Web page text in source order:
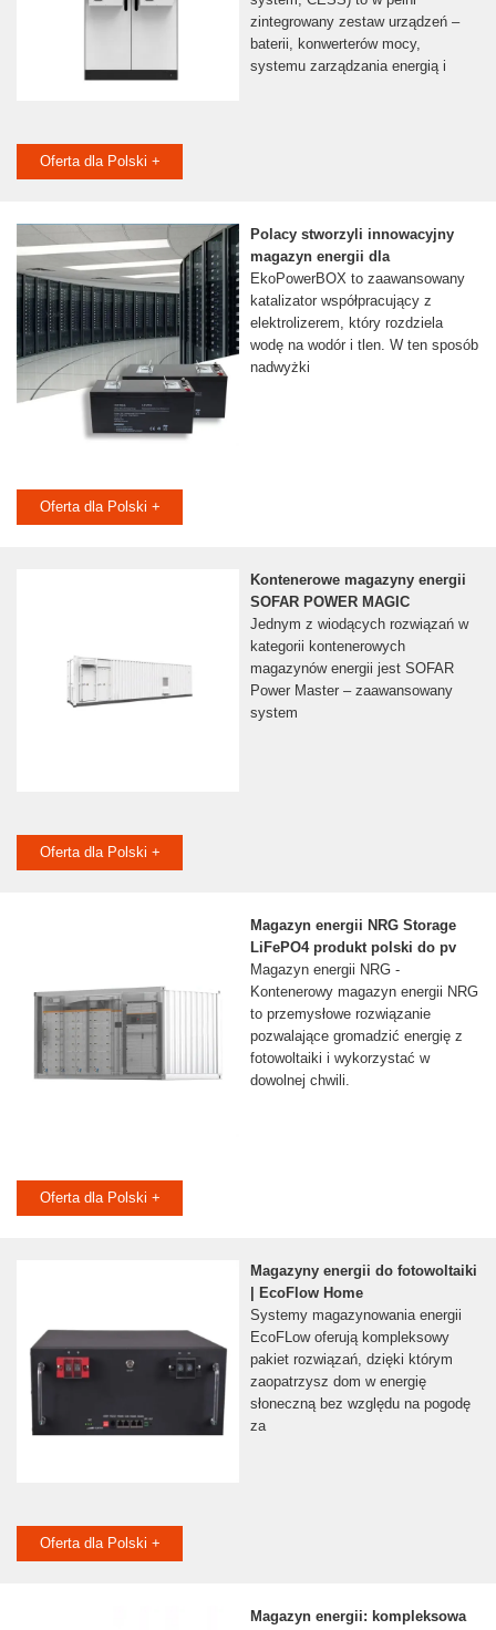
zintegrowany zestaw urządzeń –
baterii, konwerterów mocy,
systemu zarządzania energią i
Oferta dla Polski +
Polacy stworzyli innowacyjny
magazyn energii dla
EkoPowerBOX to zaawansowany
katalizator współpracujący z
elektrolizerem, który rozdziela
wodę na wodór i tlen. W ten sposób
nadwyżki
Oferta dla Polski +
Kontenerowe magazyny energii
SOFAR POWER MAGIC
Jednym z wiodących rozwiązań w
kategorii kontenerowych
magazynów energii jest SOFAR
Power Master – zaawansowany
system
Oferta dla Polski +
Magazyn energii NRG Storage
LiFePO4 produkt polski do pv
Magazyn energii NRG -
Kontenerowy magazyn energii NRG
to przemysłowe rozwiązanie
pozwalające gromadzić energię z
fotowoltaiki i wykorzystać w
dowolnej chwili.
Oferta dla Polski +
Magazyny energii do fotowoltaiki
| EcoFlow Home
Systemy magazynowania energii
EcoFLow oferują kompleksowy
pakiet rozwiązań, dzięki którym
zaopatrzysz dom w energię
słoneczną bez względu na pogodę
za
Oferta dla Polski +
Magazyn energii: kompleksowa